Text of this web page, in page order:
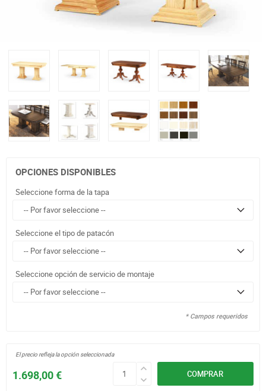
OPCIONES DISPONIBLES
Seleccione forma de la tapa
Seleccione el tipo de patacón
Seleccione opción de servicio de montaje
* Campos requeridos
COMPRAR
1.698,00 €
El precio refleja la opción seleccionada